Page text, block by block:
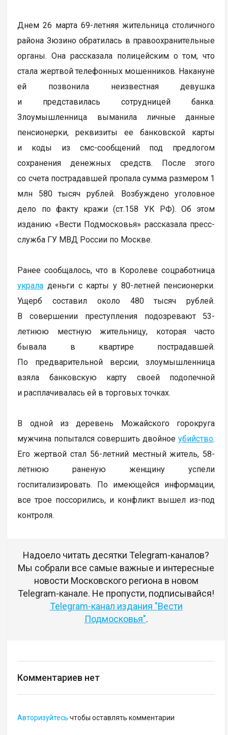
Днем 26 марта 69-летняя жительница столичного
района Зюзино обратилась в правоохранительные
органы. Она рассказала полицейским о том, что
стала жертвой телефонных мошенников. Накануне
ей позвонила неизвестная девушка
и представилась сотрудницей банка.
Злоумышленница выманила личные данные
пенсионерки, реквизиты ее банковской карты
и коды из смс-сообщений под предлогом
сохранения денежных средств. После этого
со счета пострадавшей пропала сумма размером 1
млн 580 тысяч рублей. Возбуждено уголовное
дело по факту кражи (ст.158 УК РФ). Об этом
изданию «Вести Подмосковья» рассказала пресс-
служба ГУ МВД России по Москве.
Ранее сообщалось, что в Королеве соцработница
украла деньги с карты у 80-летней пенсионерки.
Ущерб составил около 480 тысяч рублей.
В совершении преступления подозревают 53-
летнюю местную жительницу, которая часто
бывала в квартире пострадавшей.
По предварительной версии, злоумышленница
взяла банковскую карту своей подопечной
и расплачивалась ей в торговых точках.
В одной из деревень Можайского горокруга
мужчина попытался совершить двойноеубийство.
Его жертвой стал 56-летний местный житель, 58-
летнюю раненую женщину успели
госпитализировать. По имеющейся информации,
все трое поссорились, и конфликт вышел из-под
контроля.
Надоело читать десятки Telegram-каналов?
Мы собрали все самые важные и интересные
новости Московского региона в новом
Telegram-канале. Не пропусти, подписывайся!
Telegram-канал издания "Вести
Подмосковья".
Комментариев нет
Авторизуйтесь чтобы оставлять комментарии